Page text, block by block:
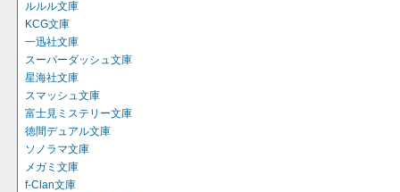
ルルル文庫
KCG文庫
一迅社文庫
スーパーダッシュ文庫
星海社文庫
スマッシュ文庫
富士見ミステリー文庫
徳間デュアル文庫
ソノラマ文庫
メガミ文庫
f-Clan文庫